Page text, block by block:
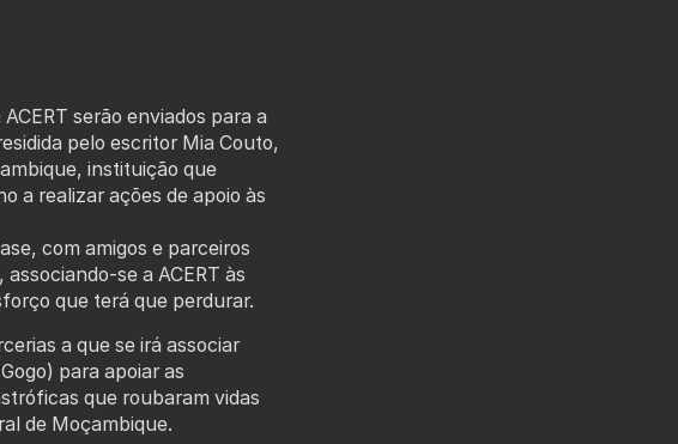
serão enviados para a
pelo escritor Mia Couto,
instituição que
a realizar ações de apoio às
com amigos e parceiros
se a ACERT às
que terá que perdurar.
a que se irá associar
para apoiar as
que roubaram vidas
de Moçambique.